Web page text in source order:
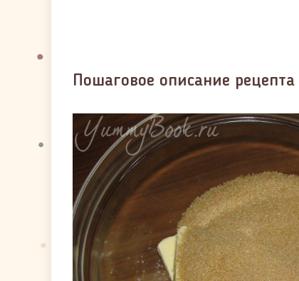
Пошаговое описание рецепта